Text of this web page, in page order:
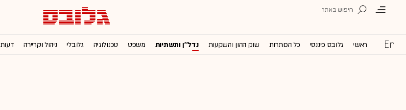
ראשי גלובס פיננסי כל הכותרות שוק ההון והשקעות נדל''ן ותשתיות משפט טכנולוגיה גלובלי ניהול וקריירה דעות